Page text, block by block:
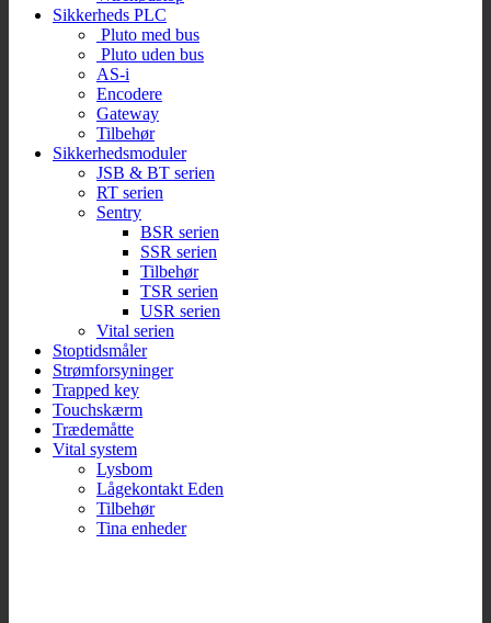
Sikkerheds PLC
Pluto med bus
Pluto uden bus
AS-i
Encodere
Gateway
Tilbehør
Sikkerhedsmoduler
JSB & BT serien
RT serien
Sentry
BSR serien
SSR serien
Tilbehør
TSR serien
USR serien
Vital serien
Stoptidsmåler
Strømforsyninger
Trapped key
Touchskærm
Trædemåtte
Vital system
Lysbom
Lågekontakt Eden
Tilbehør
Tina enheder